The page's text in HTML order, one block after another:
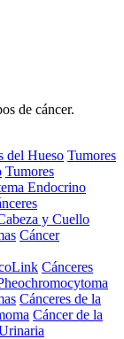
de cáncer.
del Hueso Tumores
Tumores
Endocrino
y Cuello
Cáncer
Cánceres
Cánceres de la
Cáncer de la